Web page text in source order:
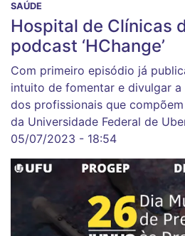
SAÚDE
Hospital de Clínicas
podcast ‘HChange’
Com primeiro episódio já
intuito de fomentar e divulgar
dos profissionais que
da Universidade Federal de
05/07/2023 - 18:54